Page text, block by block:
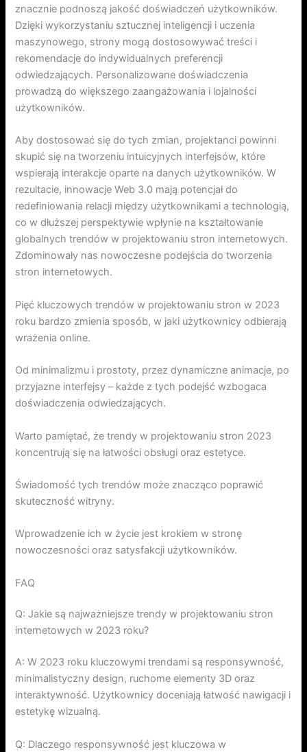
znacznie podnoszą jakość doświadczeń użytkowników.
Dzięki wykorzystaniu sztucznej inteligencji i uczenia
maszynowego, strony mogą dostosowywać treści i
rekomendacje do indywidualnych preferencji
odwiedzających. Personalizowane doświadczenia
prowadzą do większego zaangażowania i lojalności
użytkowników.
Aby dostosować się do tych zmian, projektanci powinni
skupić się na tworzeniu intuicyjnych interfejsów, które
wspierają interakcje oparte na danych użytkowników. W
rezultacie, innowacje Web 3.0 mają potencjał do
redefiniowania relacji między użytkownikami a technologią,
co w dłuższej perspektywie wpłynie na kształtowanie
globalnych trendów w projektowaniu stron internetowych.
Zdominowały nas nowoczesne podejścia do tworzenia
stron internetowych.
Pięć kluczowych trendów w projektowaniu stron w 2023
roku bardzo zmienia sposób, w jaki użytkownicy odbierają
wrażenia online.
Od minimalizmu i prostoty, przez dynamiczne animacje, po
przyjazne interfejsy – każde z tych podejść wzbogaca
doświadczenia odwiedzających.
Warto pamiętać, że trendy w projektowaniu stron 2023
koncentrują się na łatwości obsługi oraz estetyce.
Świadomość tych trendów może znacząco poprawić
skuteczność witryny.
Wprowadzenie ich w życie jest krokiem w stronę
nowoczesności oraz satysfakcji użytkowników.
FAQ
Q: Jakie są najważniejsze trendy w projektowaniu stron
internetowych w 2023 roku?
A: W 2023 roku kluczowymi trendami są responsywność,
minimalistyczny design, ruchome elementy 3D oraz
interaktywność. Użytkownicy doceniają łatwość nawigacji i
estetykę wizualną.
Q: Dlaczego responsywność jest kluczowa w